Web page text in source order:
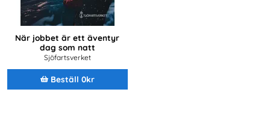
När jobbet är ett äventyr
dag som natt
Sjöfartsverket
Beställ 0kr